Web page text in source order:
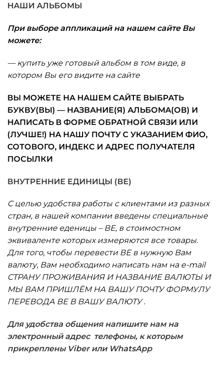
НАШИ АЛЬБОМЫ
При выборе аппликаций на нашем сайте Вы
можете:
— купить уже готовый альбом в том виде, в
котором Вы его видите на сайте
ВЫ МОЖЕТЕ НА НАШЕМ САЙТЕ ВЫБРАТЬ
БУКВУ(ВЫ) — НАЗВАНИЕ(Я) АЛЬБОМА(ОВ) И
НАПИСАТЬ В ФОРМЕ ОБРАТНОЙ СВЯЗИ ИЛИ
(ЛУЧШЕ!) НА НАШУ ПОЧТУ С УКАЗАНИЕМ ФИО,
СОТОВОГО, ИНДЕКС И АДРЕС ПОЛУЧАТЕЛЯ
ПОСЫЛКИ
ВНУТРЕННИЕ ЕДИНИЦЫ (ВЕ)
С целью удобства работы с клиентами из разных
стран, в нашей компании введены специальные
внутренние еденицы – ВЕ, в стоимостном
эквиваленте которых измеряются все товары.
Для того, чтобы перевести ВЕ в нужную Вам
валюту, Вам необходимо написать нам на e-mail
СТРАНУ ПРОЖИВАНИЯ И НАЗВАНИЕ ВАЛЮТЫ И
МЫ ВАМ ПРИШЛЁМ НА ВАШУ ПОЧТУ ФОРМУЛУ
ПЕРЕВОДА ВЕ В ВАШУ ВАЛЮТУ .
Для удобства общения напишите нам на
электронный адрес телефоны, к которым
прикреплены Viber или WhatsApp